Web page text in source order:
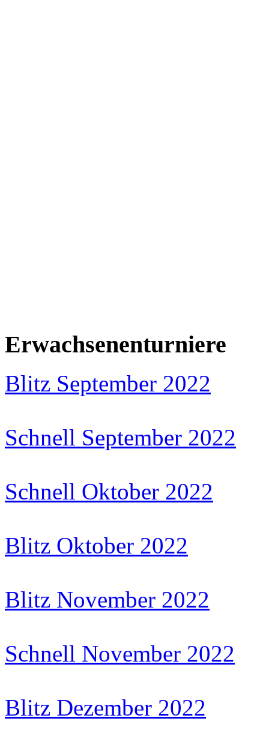
Erwachsenenturniere
Blitz September 2022
Schnell September 2022
Schnell Oktober 2022
Blitz Oktober 2022
Blitz November 2022
Schnell November 2022
Blitz Dezember 2022